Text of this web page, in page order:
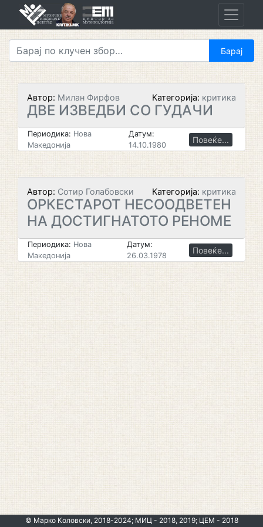
Автор: Милан Фирфов Категорија: критика
ДВЕ ИЗВЕДБИ СО ГУДАЧИ
Периодика: Нова
Македонија
Датум:
14.10.1980
Повеќе...
Автор: Сотир Голабовски Категорија: критика
ОРКЕСТАРОТ НЕСООДВЕТЕН
НА ДОСТИГНАТОТО РЕНОМЕ
Периодика: Нова
Македонија
Датум:
26.03.1978
Повеќе...
© Марко Коловски, 2018-2024; МИЦ - 2018, 2019; ЦЕМ - 2018